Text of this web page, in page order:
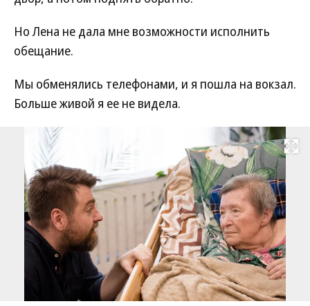
Но Лена не дала мне возможности исполнить
обещание.
Мы обменялись телефонами, и я пошла на вокзал.
Больше живой я ее не видела.
Развернуть